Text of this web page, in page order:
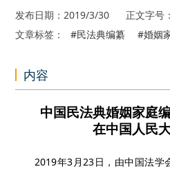
发布日期：2019/3/30 正文字号：
文章标签： #民法典编纂 #婚姻
内容
中国民法典婚姻家庭
在中国人民
2019年3月23日，由中国法学